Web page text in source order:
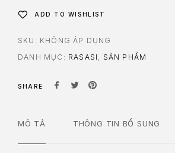
ADD TO WISHLIST
SKU: KHÔNG ÁP DỤNG
DANH MỤC: RASASI , SẢN PHẨM
SHARE
MÔ TẢ THÔNG TIN BỔ SUNG